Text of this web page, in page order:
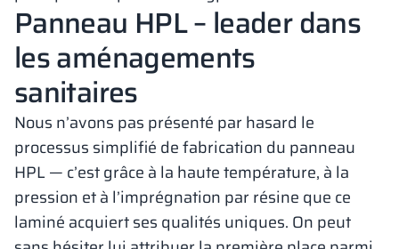
Panneau HPL – leader dans
les aménagements
sanitaires
Nous n’avons pas présenté par hasard le
processus simplifié de fabrication du panneau
HPL — c’est grâce à la haute température, à la
pression et à l’imprégnation par résine que ce
laminé acquiert ses qualités uniques. On peut